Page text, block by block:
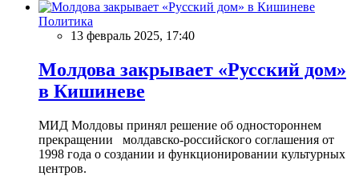
Политика
13 февраль 2025, 17:40
Молдова закрывает «Русский дом»
в Кишиневе
МИД Молдовы принял решение об одностороннем
прекращении молдавско-российского соглашения от
1998 года о создании и функционировании культурных
центров.